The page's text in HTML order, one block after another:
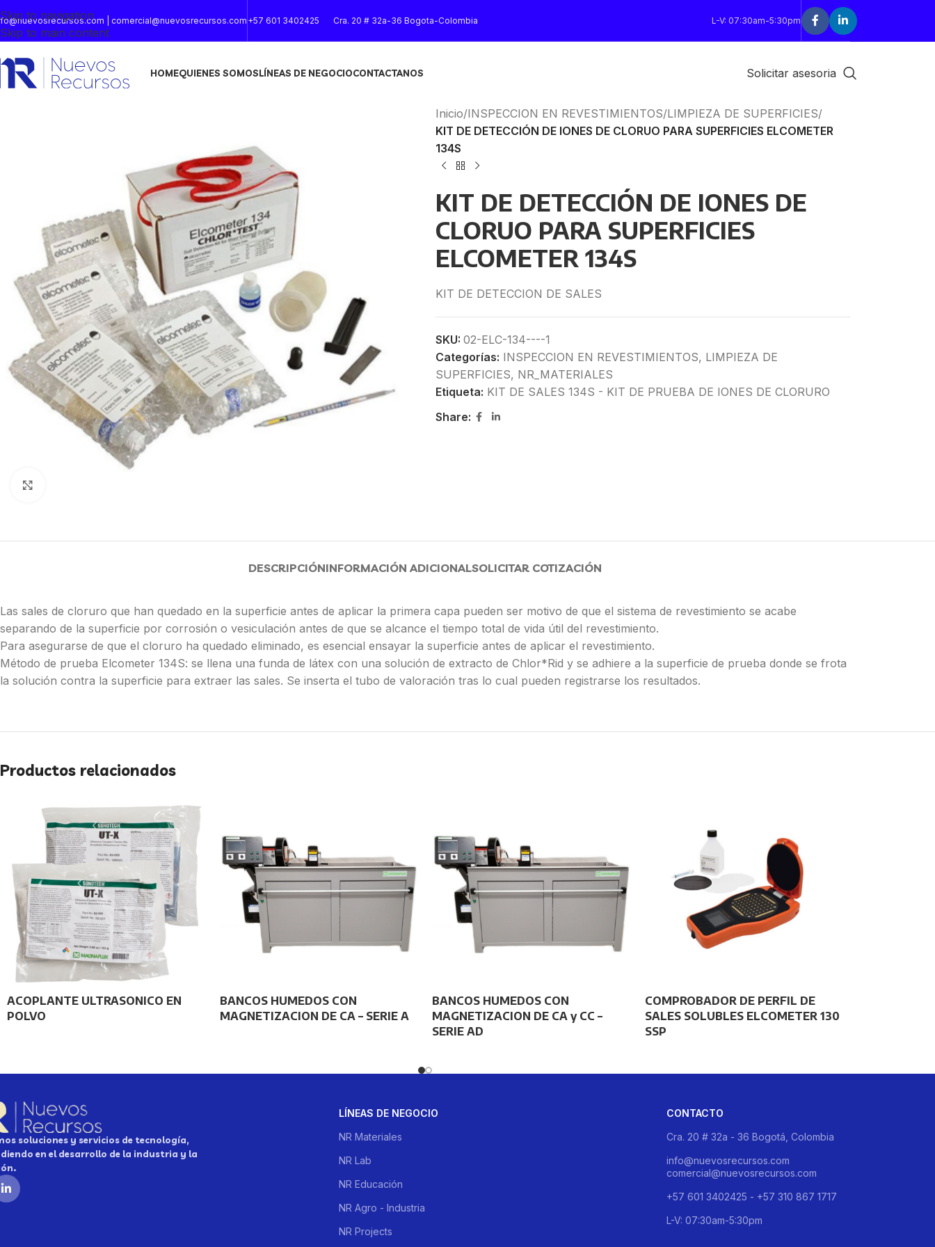
Skip to navigation
Skip to main content
| comercial@nuevosrecursos.com +57 601 3402425 Cra. 20 # 32a-36 Bogota-Colombia L-V: 07:30am-5:30pm
HOMEQUIENES SOMOSLÍNEAS DE NEGOCIOCONTACTANOS Solicitar asesoria
Inicio/INSPECCION EN REVESTIMIENTOS/LIMPIEZA DE SUPERFICIES/
KIT DE DETECCIÓN DE IONES DE CLORUO PARA SUPERFICIES ELCOMETER
134S
KIT DE DETECCIÓN DE IONES DE
CLORUO PARA SUPERFICIES
ELCOMETER 134S
KIT DE DETECCION DE SALES
SKU: 02-ELC-134----1
Categorías: INSPECCION EN REVESTIMIENTOS, LIMPIEZA DE
SUPERFICIES, NR_MATERIALES
Etiqueta: KIT DE SALES 134S - KIT DE PRUEBA DE IONES DE CLORURO
Share:
DESCRIPCIÓNINFORMACIÓN ADICIONALSOLICITAR COTIZACIÓN
Las sales de cloruro que han quedado en la superficie antes de aplicar la primera capa pueden ser motivo de que el sistema de revestimiento se acabe
separando de la superficie por corrosión o vesiculación antes de que se alcance el tiempo total de vida útil del revestimiento.
Para asegurarse de que el cloruro ha quedado eliminado, es esencial ensayar la superficie antes de aplicar el revestimiento.
Método de prueba Elcometer 134S: se llena una funda de látex con una solución de extracto de Chlor*Rid y se adhiere a la superficie de prueba donde se frota
la solución contra la superficie para extraer las sales. Se inserta el tubo de valoración tras lo cual pueden registrarse los resultados.
Productos relacionados
ACOPLANTE ULTRASONICO EN
POLVO
BANCOS HUMEDOS CON
MAGNETIZACION DE CA – SERIE A
BANCOS HUMEDOS CON
MAGNETIZACION DE CA y CC –
SERIE AD
COMPROBADOR DE PERFIL DE
SALES SOLUBLES ELCOMETER 130
SSP
soluciones y servicios de tecnología,
en el desarrollo de la industria y la
LÍNEAS DE NEGOCIO
NR Materiales
NR Lab
NR Educación
NR Agro - Industria
NR Projects
CONTACTO
Cra. 20 # 32a - 36 Bogotá, Colombia
info@nuevosrecursos.com
comercial@nuevosrecursos.com
+57 601 3402425 - +57 310 867 1717
L-V: 07:30am-5:30pm